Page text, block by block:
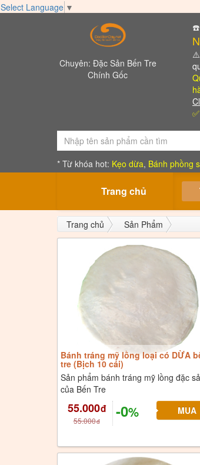
Select Language ▼
Chuyên: Đặc Sản Bến Tre
Chính Gốc
☎️
⚠️
* Từ khóa hot: Kẹo dừa, Bánh phồng
Trang chủ
Trang chủ Sản Phẩm
Bánh tráng mỹ lồng loại có DỪA
tre (Bịch 10 cái)
Sản phẩm bánh tráng mỹ lồng đặc
của Bến Tre
55.000đ
55.000đ
-0%